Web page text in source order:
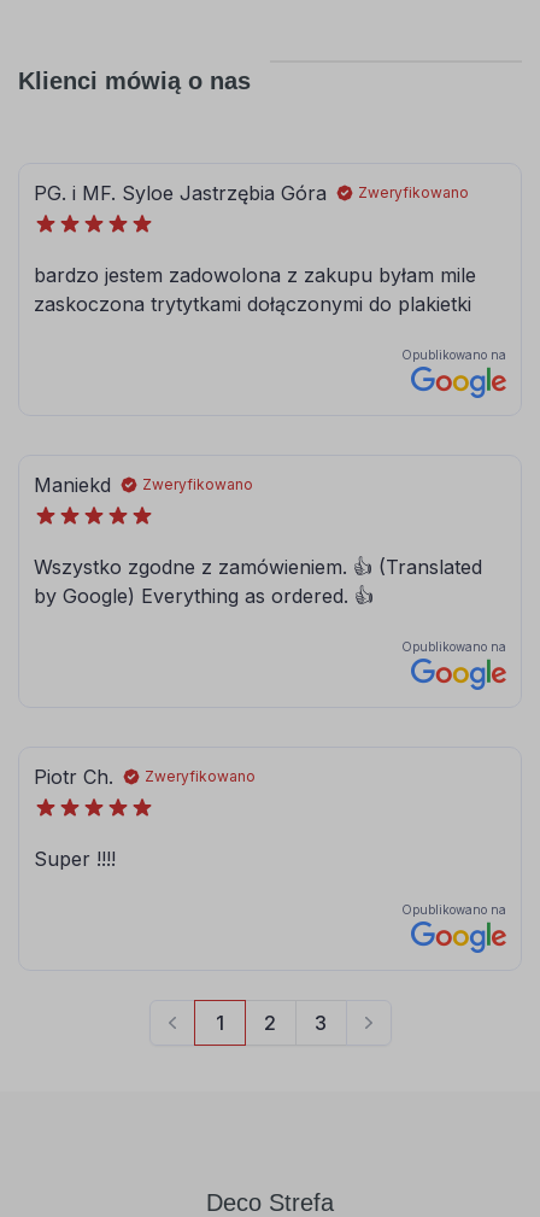
Klienci mówią o nas
Deco Strefa